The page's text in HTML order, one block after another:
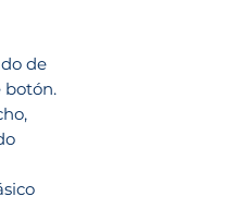
de
botón.